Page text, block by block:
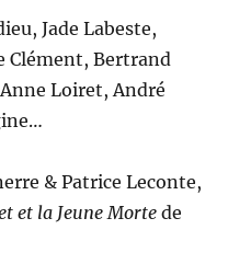
Jade Labeste,
Clément, Bertrand
Loiret, André
& Patrice Leconte,
et la Jeune Morte de